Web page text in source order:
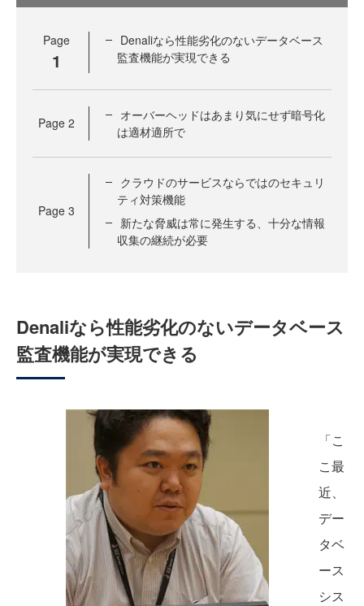
Page
1
Denaliなら性能劣化のないデータベース
監査機能が実現できる
Page 2
オーバーヘッドはあまり気にせず暗号化
は適材適所で
Page 3
クラウドのサービスならではのセキュリ
ティ対策機能
新たな脅威は常に発生する、十分な情報
収集の継続が必要
Denaliなら性能劣化のないデータベース
監査機能が実現できる
「こ
こ最
近、
デー
タベ
ース
シス